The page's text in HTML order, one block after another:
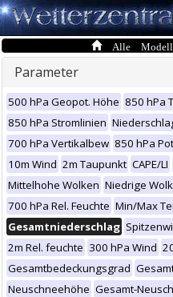
Alle
Parameter
500 hPa Geopot. Höhe 850 hPa
850 hPa Stromlinien
700 hPa Vertikalbew 850 hPa
10m Wind 2m Taupunkt CAPE/LI
Mittelhohe Wolken Niedrige
700 hPa Rel. Feuchte Min/Max
Gesamtniederschlag
2m Rel. feuchte 300 hPa Wind
Gesamtbedeckungsgrad
Neuschneehöhe Gesamt-